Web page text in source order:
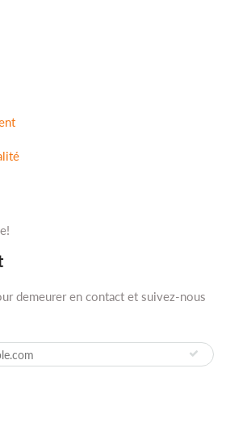
demeurer en contact et suivez-nous